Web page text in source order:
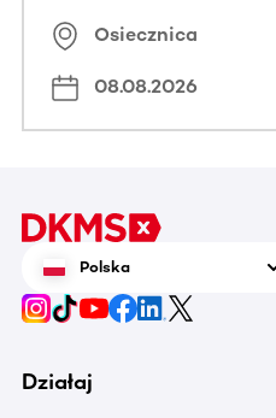
Osiecznica
08.08.2026
Polska
Działaj